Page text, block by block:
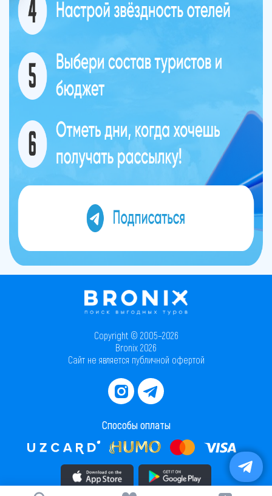
Copyright © 2005–2026
Bronix 2026
Сайт не является публичной офертой
Способы оплаты
Скачать приложение в AppStore Скачать приложение в PlayMarket